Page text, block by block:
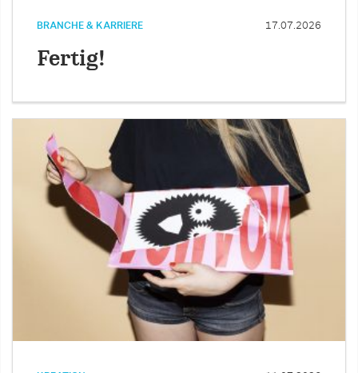
BRANCHE & KARRIERE 17.07.2026
Fertig!